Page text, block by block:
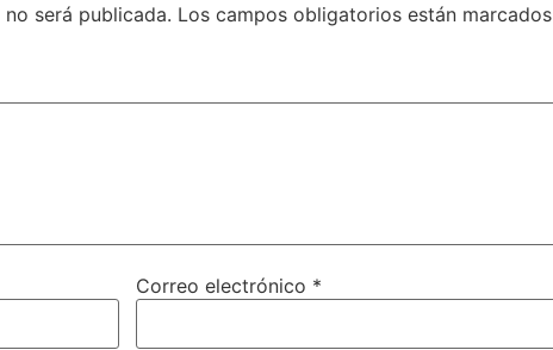
será publicada. Los campos obligatorios están marcados
Correo electrónico *